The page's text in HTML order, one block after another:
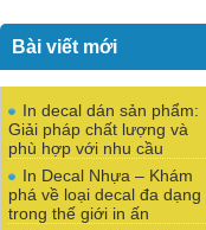
Bài viết mới
In decal dán sản phẩm:
Giải pháp chất lượng và
phù hợp với nhu cầu
In Decal Nhựa – Khám
phá về loại decal đa dạng
trong thế giới in ấn